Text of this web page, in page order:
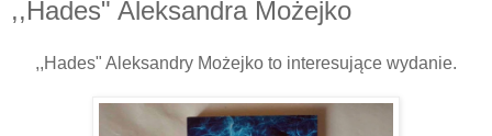
,,Hades" Aleksandra Możejko
,,Hades" Aleksandry Możejko to interesujące wydanie.